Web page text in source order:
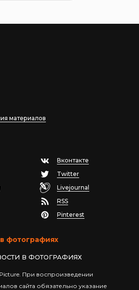
материалов
Вконтакте
Twitter
Livejournal
RSS
Pinterest
фотографиях
В ФОТОГРАФИЯХ
При воспроизведении
сайта обязательно указание